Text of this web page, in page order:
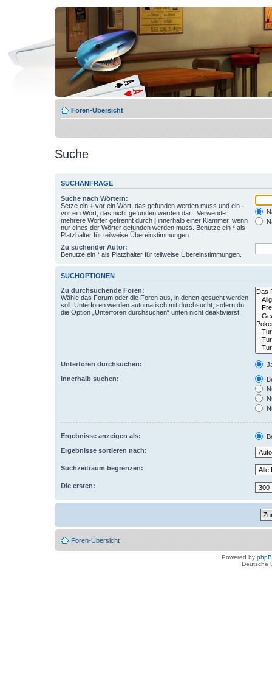
Foren-Übersicht
Suche
SUCHANFRAGE
Suche nach Wörtern:
Setze ein + vor ein Wort, das gefunden werden muss und ein -
vor ein Wort, das nicht gefunden werden darf. Verwende
mehrere Wörter getrennt durch | innerhalb einer Klammer, wenn
nur eines der Wörter gefunden werden muss. Benutze ein * als
Platzhalter für teilweise Übereinstimmungen.
Zu suchender Autor:
Benutze ein * als Platzhalter für teilweise Übereinstimmungen.
SUCHOPTIONEN
Zu durchsuchende Foren:
Wähle das Forum oder die Foren aus, in denen gesucht werden
soll. Unterforen werden automatisch mit durchsucht, sofern du
die Option „Unterforen durchsuchen“ unten nicht deaktivierst.
Unterforen durchsuchen:
Innerhalb suchen:
Ergebnisse anzeigen als:
Ergebnisse sortieren nach:
Suchzeitraum begrenzen:
Die ersten:
Foren-Übersicht
Powered by
Deutsche